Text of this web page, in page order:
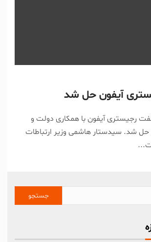
آیفون حل شد
گفت رجیستری آیفون با همکاری دولت و
حل شد. سیدستار هاشمی وزیر ارتباطات